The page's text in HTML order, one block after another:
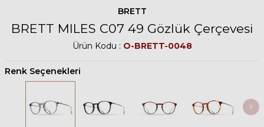
BRETT
BRETT MILES C07 49 Gözlük Çerçevesi
Ürün Kodu : O-BRETT-0048
Renk Seçenekleri